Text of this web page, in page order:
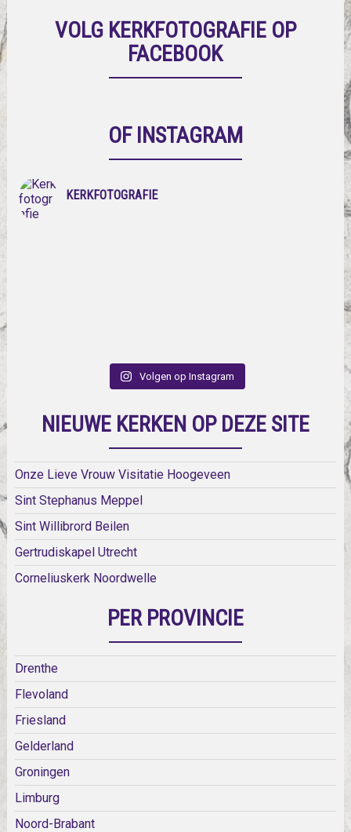
VOLG KERKFOTOGRAFIE OP
FACEBOOK
OF INSTAGRAM
KERKFOTOGRAFIE
Volgen op Instagram
NIEUWE KERKEN OP DEZE SITE
Onze Lieve Vrouw Visitatie Hoogeveen
Sint Stephanus Meppel
Sint Willibrord Beilen
Gertrudiskapel Utrecht
Corneliuskerk Noordwelle
PER PROVINCIE
Drenthe
Flevoland
Friesland
Gelderland
Groningen
Limburg
Noord-Brabant